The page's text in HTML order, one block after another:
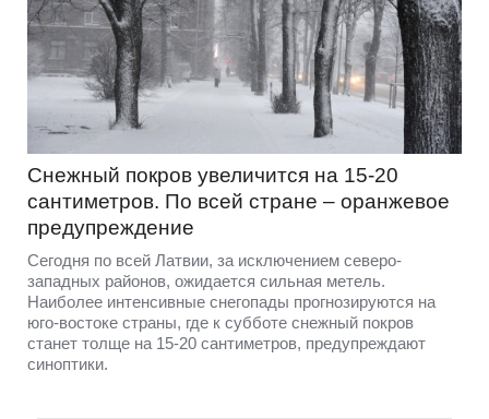
Снежный покров увеличится на 15-20
сантиметров. По всей стране – оранжевое
предупреждение
Сегодня по всей Латвии, за исключением северо-
западных районов, ожидается сильная метель.
Наиболее интенсивные снегопады прогнозируются на
юго-востоке страны, где к субботе снежный покров
станет толще на 15-20 сантиметров, предупреждают
синоптики.